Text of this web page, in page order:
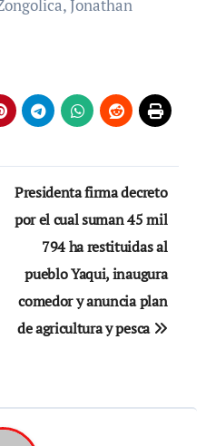
Jonathan
Presidenta firma decreto
por el cual suman 45 mil
794 ha restituidas al
pueblo Yaqui, inaugura
comedor y anuncia plan
de agricultura y pesca